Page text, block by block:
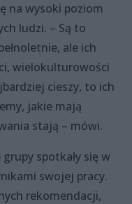
na wysoki poziom
ludzi. – Są to
ale ich
wielokulturowości
cieszy, to ich
jakie mają
stają – mówi.
spotkały się w
swojej pracy.
rekomendacji,